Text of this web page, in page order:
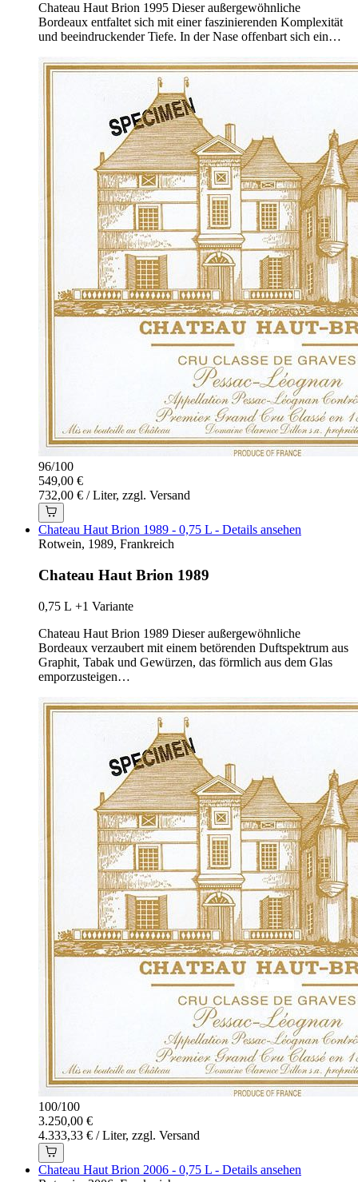
Chateau Haut Brion 1995 Dieser außergewöhnliche
Bordeaux entfaltet sich mit einer faszinierenden Komplexität
und beeindruckender Tiefe. In der Nase offenbart sich ein…
96/100
549,00 €
732,00 € / Liter, zzgl. Versand
Chateau Haut Brion 1989 - 0,75 L - Details ansehen
Rotwein, 1989, Frankreich
Chateau Haut Brion 1989
0,75 L +1 Variante
Chateau Haut Brion 1989 Dieser außergewöhnliche
Bordeaux verzaubert mit einem betörenden Duftspektrum aus
Graphit, Tabak und Gewürzen, das förmlich aus dem Glas
emporzusteigen…
100/100
3.250,00 €
4.333,33 € / Liter, zzgl. Versand
Chateau Haut Brion 2006 - 0,75 L - Details ansehen